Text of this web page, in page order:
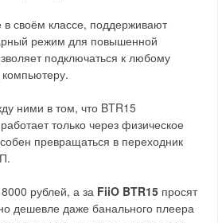
своём классе, поддерживают
режим для повышенной
подключаться к любому
ними в том, что BTR15
только через физическое
превращаться в переходник
рублей, а за FiiO BTR15 просят
дешевле даже банального плеера